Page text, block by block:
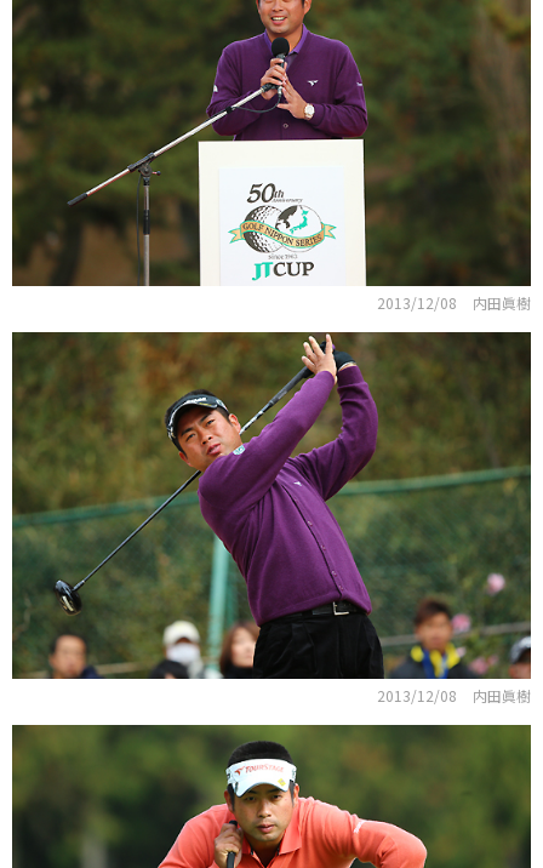
2013/12/08 内田眞樹
2013/12/08 内田眞樹